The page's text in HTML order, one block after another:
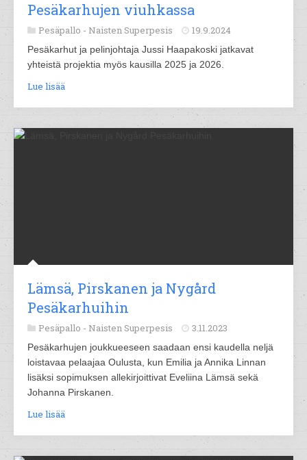
Pesäkarhujen viuhkassa
Pesäpallo - Naisten Superpesis 19.9.2024
Pesäkarhut ja pelinjohtaja Jussi Haapakoski jatkavat
yhteistä projektia myös kausilla 2025 ja 2026.
Lue lisää
Lämsä, Pirskanen ja Nygård
Pesäkarhuihin
Pesäpallo - Naisten Superpesis 3.11.2023
Pesäkarhujen joukkueeseen saadaan ensi kaudella neljä
loistavaa pelaajaa Oulusta, kun Emilia ja Annika Linnan
lisäksi sopimuksen allekirjoittivat Eveliina Lämsä sekä
Johanna Pirskanen.
Lue lisää